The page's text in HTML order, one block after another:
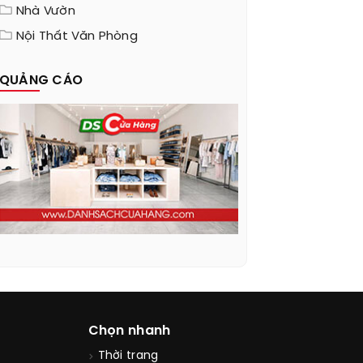
Nhà Vườn
Nội Thất Văn Phòng
QUẢNG CÁO
Chọn nhanh
Thời trang